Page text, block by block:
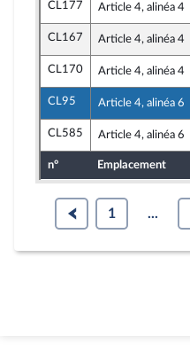
CL177 Article 4, alinéa 4
CL167 Article 4, alinéa 4
CL170 Article 4, alinéa 4
CL95 Article 4, alinéa 6
CL585 Article 4, alinéa 6
n° Emplacement
1 ...